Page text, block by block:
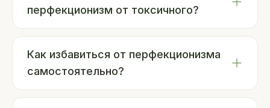
перфекционизм от токсичного?
Как избавиться от перфекционизма
самостоятельно?